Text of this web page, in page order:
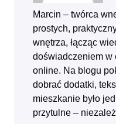
Marcin – twórca
prostych,
wnętrza, łącząc
doświadczeniem w
online. Na blogu
dobrać dodatki,
mieszkanie było
przytulne –